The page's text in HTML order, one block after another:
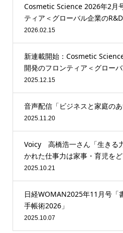
Cosmetic Science 2026年2月
ティア＜グローバル企業の
2026.02.15
新連載開始：Cosmetic
開発のフロンティア＜グロー
2025.12.15
音声配信「ビジネスと家庭の
2025.11.20
Voicy 高橋浩一さん「生きる
かれた仕事力は家事・育児を
2025.10.21
日経WOMAN2025年11月号「
手帳術2026」
2025.10.07